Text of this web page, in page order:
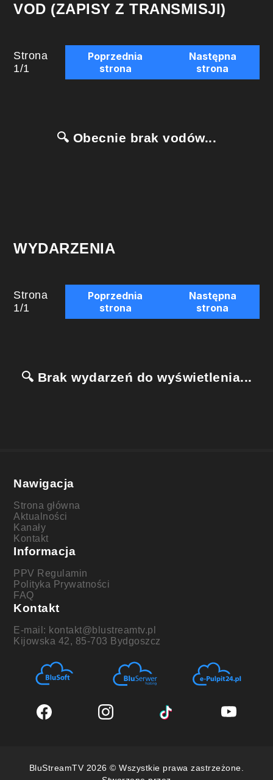
VOD (ZAPISY Z TRANSMISJI)
Strona
1/1
Poprzednia
strona
Następna
strona
🔍 Obecnie brak vodów...
WYDARZENIA
Strona
1/1
Poprzednia
strona
Następna
strona
🔍 Brak wydarzeń do wyświetlenia...
Nawigacja
Strona główna
Aktualności
Kanały
Kontakt
Informacja
PPV Regulamin
Polityka Prywatności
FAQ
Kontakt
E-mail: kontakt@blustreamtv.pl
Kijowska 42, 85-703 Bydgoszcz
BluStreamTV 2026 © Wszystkie prawa zastrzeżone.